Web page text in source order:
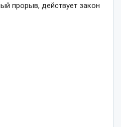
прорыв, действует закон